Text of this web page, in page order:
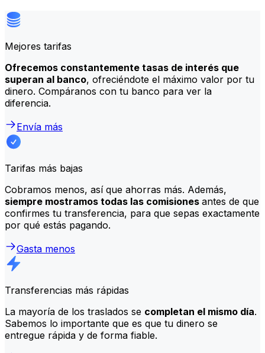
Mejores tarifas
Ofrecemos constantemente tasas de interés que
superan al banco, ofreciéndote el máximo valor por tu
dinero. Compáranos con tu banco para ver la
diferencia.
Envía más
Tarifas más bajas
Cobramos menos, así que ahorras más. Además,
siempre mostramos todas las comisiones antes de que
confirmes tu transferencia, para que sepas exactamente
por qué estás pagando.
Gasta menos
Transferencias más rápidas
La mayoría de los traslados se completan el mismo día.
Sabemos lo importante que es que tu dinero se
entregue rápida y de forma fiable.